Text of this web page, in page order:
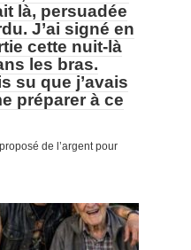
là, persuadée
J’ai signé en
cette nuit-là
les bras.
su que j’avais
préparer à ce
de l’argent pour